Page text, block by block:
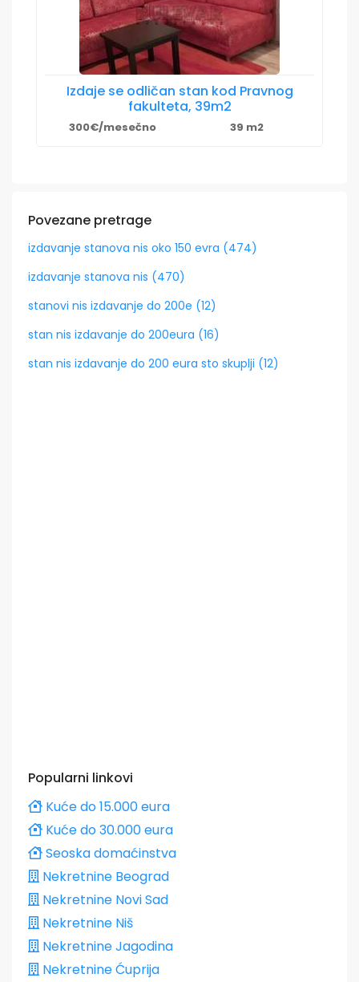
Izdaje se odličan stan kod Pravnog
fakulteta, 39m2
300€/mesečno 39 m2
Povezane pretrage
izdavanje stanova nis oko 150 evra (474)
izdavanje stanova nis (470)
stanovi nis izdavanje do 200e (12)
stan nis izdavanje do 200eura (16)
stan nis izdavanje do 200 eura sto skuplji (12)
Popularni linkovi
Kuće do 15.000 eura
Kuće do 30.000 eura
Seoska domaćinstva
Nekretnine Beograd
Nekretnine Novi Sad
Nekretnine Niš
Nekretnine Jagodina
Nekretnine Ćuprija